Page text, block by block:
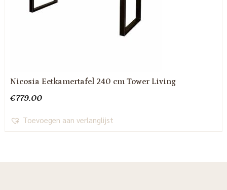
Nicosia Eetkamertafel 240 cm Tower Living
€779.00
Toevoegen aan verlanglijst